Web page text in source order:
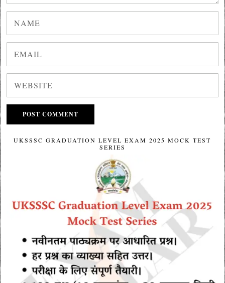
UKSSSC GRADUATION LEVEL EXAM 2025 MOCK TEST
SERIES